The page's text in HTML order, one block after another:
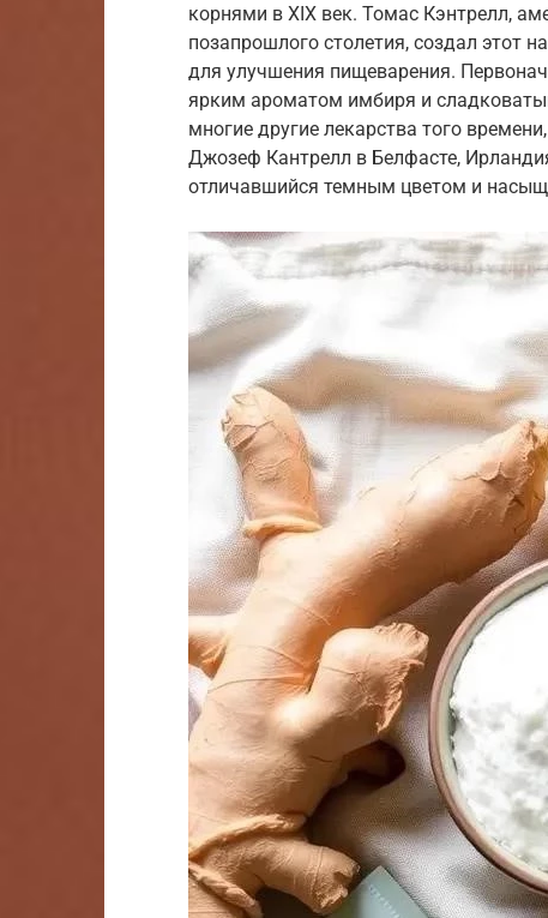
корнями в XIX век. Томас Кэнтрелл,
позапрошлого столетия, создал этот
для улучшения пищеварения.
ярким ароматом имбиря и
многие другие лекарства того
Джозеф Кантрелл в Белфасте,
отличавшийся темным цветом и